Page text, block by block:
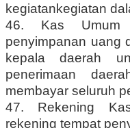
kegiatankegiatan
46. Kas Umum
penyimpanan uang
kepala daerah
penerimaan
membayar seluruh
47. Rekening
rekening tempat